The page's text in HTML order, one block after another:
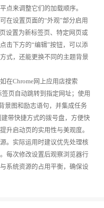
点来调整它们的加载顺序。
在设置页面的“外观”部分启用
设置为新标签页、特定网页或
击下方的“编辑”按钮，可以添
式，还能更换不同的主题背景
在Chrome网上应用店搜索
签页自动跳转到指定网址；使用
景图和励志语句，并集成任务
建带快捷方式的拨号盘，方便快
升启动页的实用性与美观度。
。实际运用时建议优先处理核
每次修改设置后观察浏览器行
系统资源的占用平衡，确保设